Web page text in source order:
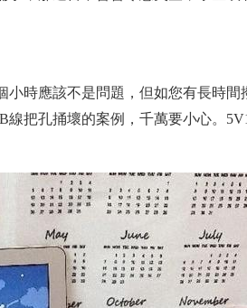
小時應該不是問題，但如您有長時
把孔捅壞的案例，千萬要小心。